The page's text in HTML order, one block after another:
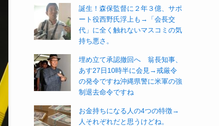
誕生！森保監督に２年３億、サポ
ート役西野氏浮上も→「会長交
代」に全く触れないマスコミの気
持ち悪さ。
埋め立て承認撤回へ 翁長知事、
あす27日10時半に会見→戒厳令
の発令ですね沖縄県警に米軍の強
制退去命令ですね
お金持ちになる人の4つの特徴→
人それぞれだと思うけどね。